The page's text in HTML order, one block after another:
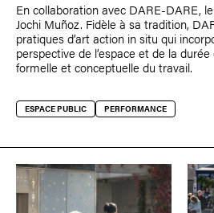
En collaboration avec DARE-DARE,
Jochi Muñoz. Fidèle à sa tradition,
pratiques d’art action in situ qui
perspective de l’espace et de la
formelle et conceptuelle du travail.
ESPACE PUBLIC PERFORMANCE